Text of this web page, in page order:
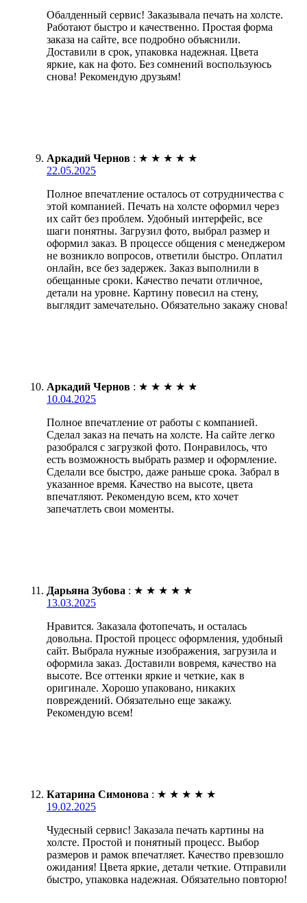
Обалденный сервис! Заказывала печать на холсте.
Работают быстро и качественно. Простая форма
заказа на сайте, все подробно объяснили.
Доставили в срок, упаковка надежная. Цвета
яркие, как на фото. Без сомнений воспользуюсь
снова! Рекомендую друзьям!
Аркадий Чернов : ★ ★ ★ ★ ★
22.05.2025
Полное впечатление осталось от сотрудничества с
этой компанией. Печать на холсте оформил через
их сайт без проблем. Удобный интерфейс, все
шаги понятны. Загрузил фото, выбрал размер и
оформил заказ. В процессе общения с менеджером
не возникло вопросов, ответили быстро. Оплатил
онлайн, все без задержек. Заказ выполнили в
обещанные сроки. Качество печати отличное,
детали на уровне. Картину повесил на стену,
выглядит замечательно. Обязательно закажу снова!
Аркадий Чернов : ★ ★ ★ ★ ★
10.04.2025
Полное впечатление от работы с компанией.
Сделал заказ на печать на холсте. На сайте легко
разобрался с загрузкой фото. Понравилось, что
есть возможность выбрать размер и оформление.
Сделали все быстро, даже раньше срока. Забрал в
указанное время. Качество на высоте, цвета
впечатляют. Рекомендую всем, кто хочет
запечатлеть свои моменты.
Дарьяна Зубова : ★ ★ ★ ★ ★
13.03.2025
Нравится. Заказала фотопечать, и осталась
довольна. Простой процесс оформления, удобный
сайт. Выбрала нужные изображения, загрузила и
оформила заказ. Доставили вовремя, качество на
высоте. Все оттенки яркие и четкие, как в
оригинале. Хорошо упаковано, никаких
повреждений. Обязательно еще закажу.
Рекомендую всем!
Катарина Симонова : ★ ★ ★ ★ ★
19.02.2025
Чудесный сервис! Заказала печать картины на
холсте. Простой и понятный процесс. Выбор
размеров и рамок впечатляет. Качество превзошло
ожидания! Цвета яркие, детали четкие. Отправили
быстро, упаковка надежная. Обязательно повторю!